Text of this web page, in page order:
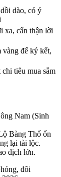
dào, có ý
xa, cẩn thận lời
vàng để ký kết,
tiêu mua sắm
Nam (Sinh
Bàng Thổ ổn
lại tài lộc.
dịch lớn.
đôi